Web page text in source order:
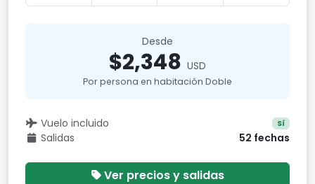
Desde
$2,348 USD
Por persona en habitación Doble
Vuelo incluido Sí
Salidas 52 fechas
Ver precios y salidas